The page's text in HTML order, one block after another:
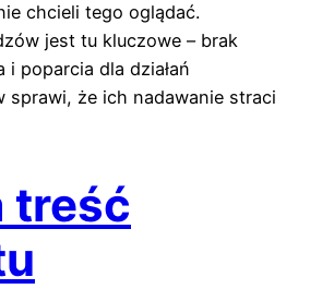
chcieli tego oglądać.
jest tu kluczowe – brak
i poparcia dla działań
sprawi, że ich nadawanie straci
treść